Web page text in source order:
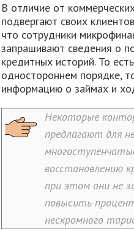
В отличие от
подвергают своих
что сотрудники
запрашивают сведения о
кредитных историй. То
одностороннем порядке,
информацию о займах и
Некоторые
предлагают для
восстановлению
при этом они не
повысить
нескромного